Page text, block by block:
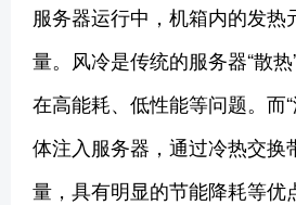
服务器运行中，机箱内的发热
量。风冷是传统的服务器“散
在高能耗、低性能等问题。而
体注入服务器，通过冷热交换
量，具有明显的节能降耗等优